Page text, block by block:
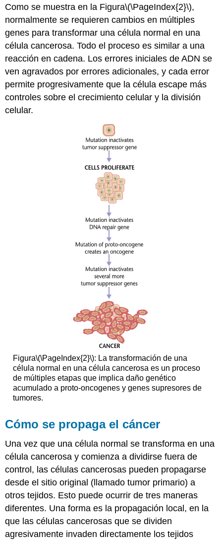
Como se muestra en la Figura\(\PageIndex{2}\),
normalmente se requieren cambios en múltiples
genes para transformar una célula normal en una
célula cancerosa. Todo el proceso es similar a una
reacción en cadena. Los errores iniciales de ADN se
ven agravados por errores adicionales, y cada error
permite progresivamente que la célula escape más
controles sobre el crecimiento celular y la división
celular.
Figura\(\PageIndex{2}\): La transformación de una
célula normal en una célula cancerosa es un proceso
de múltiples etapas que implica daño genético
acumulado a proto-oncogenes y genes supresores de
tumores.
Cómo se propaga el cáncer
Una vez que una célula normal se transforma en una
célula cancerosa y comienza a dividirse fuera de
control, las células cancerosas pueden propagarse
desde el sitio original (llamado tumor primario) a
otros tejidos. Esto puede ocurrir de tres maneras
diferentes. Una forma es la propagación local, en la
que las células cancerosas que se dividen
agresivamente invaden directamente los tejidos